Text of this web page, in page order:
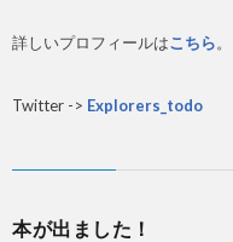
詳しいプロフィールはこちら。
Twitter -> Explorers_todo
本が出ました！